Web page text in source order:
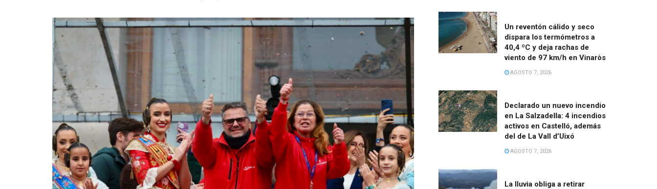
Un reventón cálido y seco
dispara los termómetros a
40,4 ºC y deja rachas de
viento de 97 km/h en Vinaròs
AGOSTO 7, 2026
Declarado un nuevo incendio
en La Salzadella: 4 incendios
activos en Castelló, además
del de La Vall d’Uixó
AGOSTO 7, 2026
La lluvia obliga a retirar